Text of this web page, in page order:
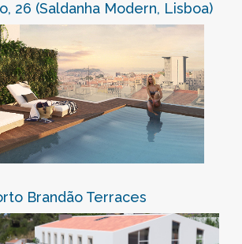
26 (Saldanha Modern, Lisboa)
Brandão Terraces